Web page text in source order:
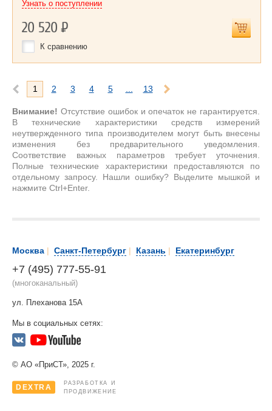
Узнать о поступлении
20 520Р
К сравнению
1 2 3 4 5 13
Внимание! Отсутствие ошибок и опечаток не гарантируется.
В технические характеристики средств измерений
неутвержденного типа производителем могут быть внесены
изменения без предварительного уведомления.
Соответствие важных параметров требует уточнения.
Полные технические характеристики предоставляются по
отдельному запросу. Нашли ошибку? Выделите мышкой и
нажмите Ctrl+Enter.
Москва | Санкт-Петербург | Казань | Екатеринбург
+7 (495) 777-55-91
(многоканальный)
ул. Плеханова 15А
Мы в социальных сетях:
© АО «ПриСТ», 2025 г.
DEXTRA
РАЗРАБОТКА И
ПРОДВИЖЕНИЕ